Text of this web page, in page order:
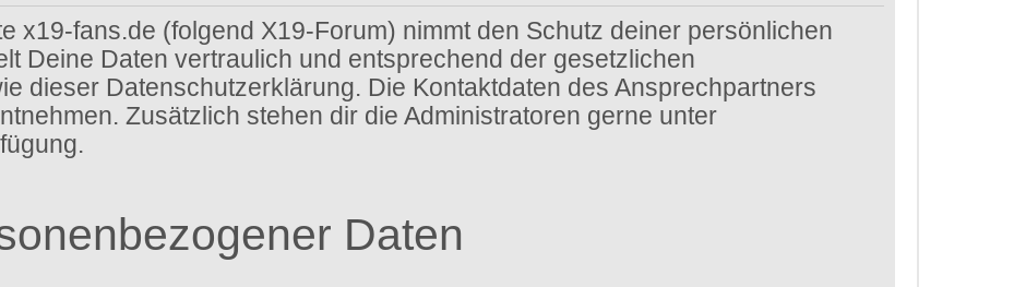
x19-fans.de (folgend X19-Forum) nimmt den Schutz deiner persönlichen
Deine Daten vertraulich und entsprechend der gesetzlichen
dieser Datenschutzerklärung. Die Kontaktdaten des Ansprechpartners
Zusätzlich stehen dir die Administratoren gerne unter
Daten